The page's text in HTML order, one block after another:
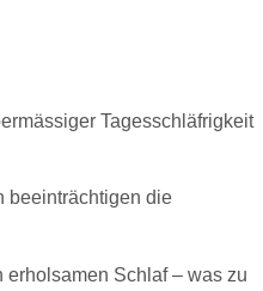
Tagesschläfrigkeit
beeinträchtigen die
Schlaf – was zu